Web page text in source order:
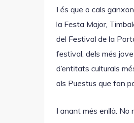
I és que a cals
la Festa Major,
del Festival de la
festival, dels més
d’entitats culturals
als Puestus que fan
I anant més enllà. No